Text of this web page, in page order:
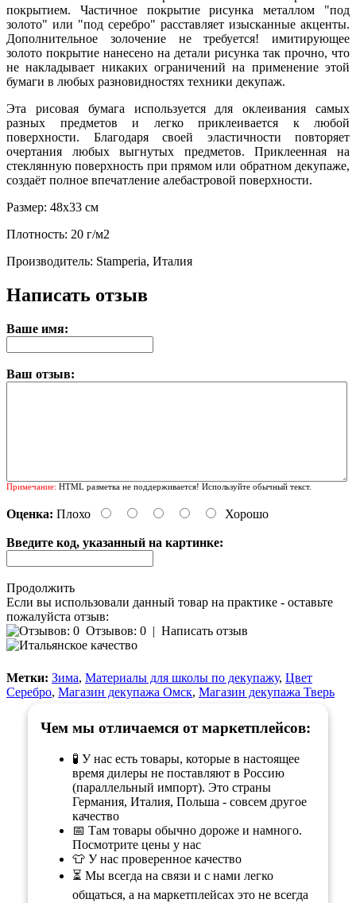
покрытием. Частичное покрытие рисунка металлом "под
золото" или "под серебро" расставляет изысканные акценты.
Дополнительное золочение не требуется! имитирующее
золото покрытие нанесено на детали рисунка так прочно, что
не накладывает никаких ограничений на применение этой
бумаги в любых разновидностях техники декупаж.
Эта рисовая бумага используется для оклеивания самых
разных предметов и легко приклеивается к любой
поверхности. Благодаря своей эластичности повторяет
очертания любых выгнутых предметов. Приклеенная на
стеклянную поверхность при прямом или обратном декупаже,
создаёт полное впечатление алебастровой поверхности.
Размер: 48х33 см
Плотность: 20 г/м2
Производитель: Stamperia, Италия
Написать отзыв
Ваше имя:
Ваш отзыв:
Примечание: HTML разметка не поддерживается! Используйте обычный текст.
Оценка: Плохо Хорошо
Введите код, указанный на картинке:
Продолжить
Если вы использовали данный товар на практике - оставьте
пожалуйста отзыв:
Отзывов: 0 | Написать отзыв
Метки: Зима, Материалы для школы по декупажу, Цвет
Серебро, Магазин декупажа Омск, Магазин декупажа Тверь
Чем мы отличаемся от маркетплейсов:
🧪 У нас есть товары, которые в настоящее
время дилеры не поставляют в Россию
(параллельный импорт). Это страны
Германия, Италия, Польша - совсем другое
качество
📅 Там товары обычно дороже и намного.
Посмотрите цены у нас
👕 У нас проверенное качество
⏳ Мы всегда на связи и с нами легко
общаться, а на маркетплейсах это не всегда